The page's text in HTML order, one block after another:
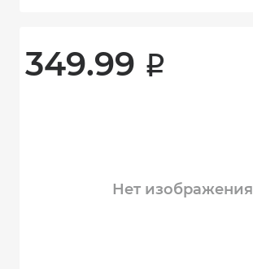
349.99 i
Нет изображения